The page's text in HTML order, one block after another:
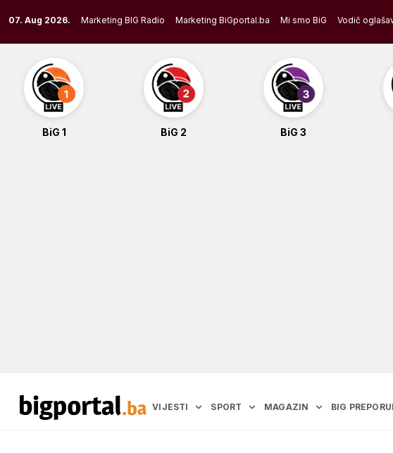
to
content
07. Aug 2026. Marketing BIG Radio Marketing BiGportal.ba Mi smo BiG Vodič
BiG 1 BiG 2 BiG 3
VIJESTI SPORT MAGAZIN BIG